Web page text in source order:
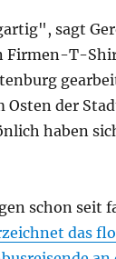
sagt
Firmen-T-
Osten der
haben
schon seit
das